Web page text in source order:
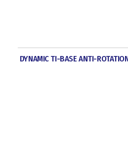
DYNAMIC TI-BASE ANTI-